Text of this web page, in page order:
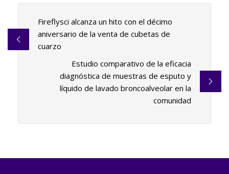
Fireflysci alcanza un hito con el décimo
aniversario de la venta de cubetas de
cuarzo
Estudio comparativo de la eficacia
diagnóstica de muestras de esputo y
líquido de lavado broncoalveolar en la
comunidad